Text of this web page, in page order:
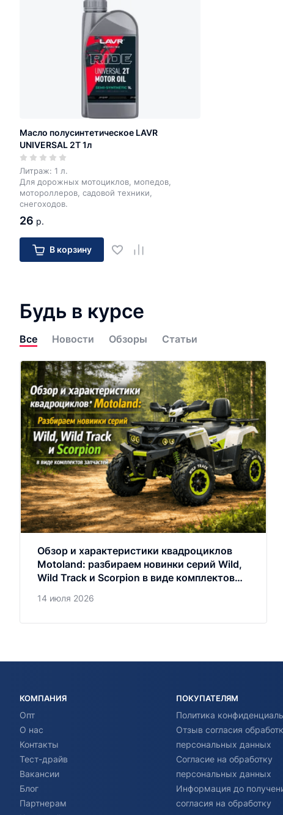
Масло полусинтетическое LAVR
UNIVERSAL 2T 1л
Литраж: 1 л.
Для дорожных мотоциклов, мопедов,
мотороллеров, садовой техники,
снегоходов.
26 р.
В корзину
Будь в курсе
Все Новости Обзоры Статьи
Обзор и характеристики квадроциклов
Motoland: разбираем новинки серий Wild,
Wild Track и Scorpion в виде комплектов
14 июля 2026
КОМПАНИЯ
Опт
О нас
Контакты
Тест-драйв
Вакансии
Блог
Партнерам
ПОКУПАТЕЛЯМ
Политика
Отзыв согласия
персональных данных
Согласие на обработку
персональных данных
Информация до
согласия на обработку